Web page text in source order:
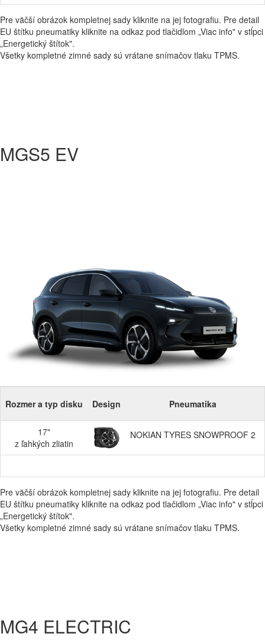
Pre väčší obrázok kompletnej sady kliknite na jej fotografiu. Pre detail
EU štítku pneumatiky kliknite na odkaz pod tlačidlom „Viac info" v stĺpci
„Energetický štítok".
Všetky kompletné zimné sady sú vrátane snímačov tlaku TPMS.
MGS5 EV
Rozmer a typ disku Design Pneumatika
17"
z ľahkých zliatin
NOKIAN TYRES SNOWPROOF 2
Pre väčší obrázok kompletnej sady kliknite na jej fotografiu. Pre detail
EU štítku pneumatiky kliknite na odkaz pod tlačidlom „Viac info" v stĺpci
„Energetický štítok".
Všetky kompletné zimné sady sú vrátane snímačov tlaku TPMS.
MG4 ELECTRIC